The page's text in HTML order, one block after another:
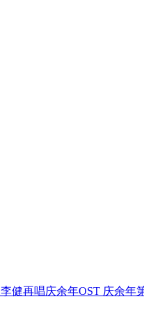
李健再唱庆余年OST 庆余年